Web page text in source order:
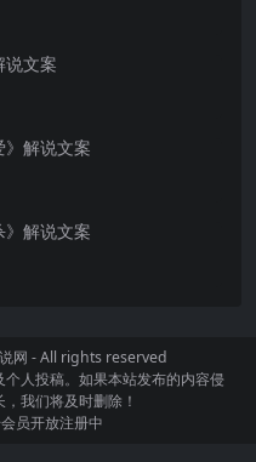
说文案
》解说文案
解说文案
网 - All rights reserved
人投稿。如果本站发布的内容侵
我们将及时删除！
会员开放注册中